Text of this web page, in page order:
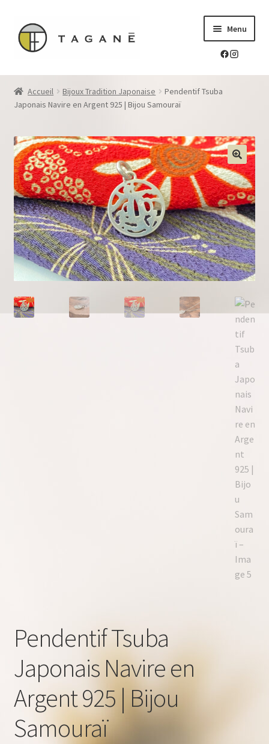
Aller
Aller
au
contenu
Menu
Le sur-mesure en mokume-gane
Mes réalisations
menu
enfant
Blog Tagane
Ouvrir
le
menu
enfant
Boutique
Ouvrir
le
menu
enfant
Contact
Accueil Bijoux Tradition Japonaise
Pendentif Tsuba
Japonais Navire en Argent 925 | Bijou Samouraï
Pendentif Tsuba
Japonais Navire en
Argent 925 | Bijou
Samouraï